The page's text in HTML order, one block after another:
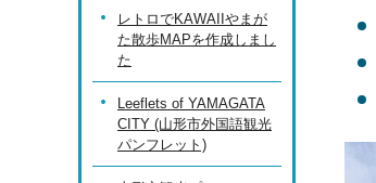
レトロでKAWAIIやまが
た散歩MAPを作成しまし
た
Leeflets of YAMAGATA
CITY (山形市外国語観光
パンフレット)